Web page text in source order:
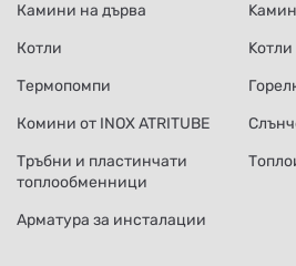
Камини на дърва
Котли
Kотли
Термопомпи
Комини от INOX ATRITUBE
Тръбни и пластинчати
топлообменници
Арматура за инсталации